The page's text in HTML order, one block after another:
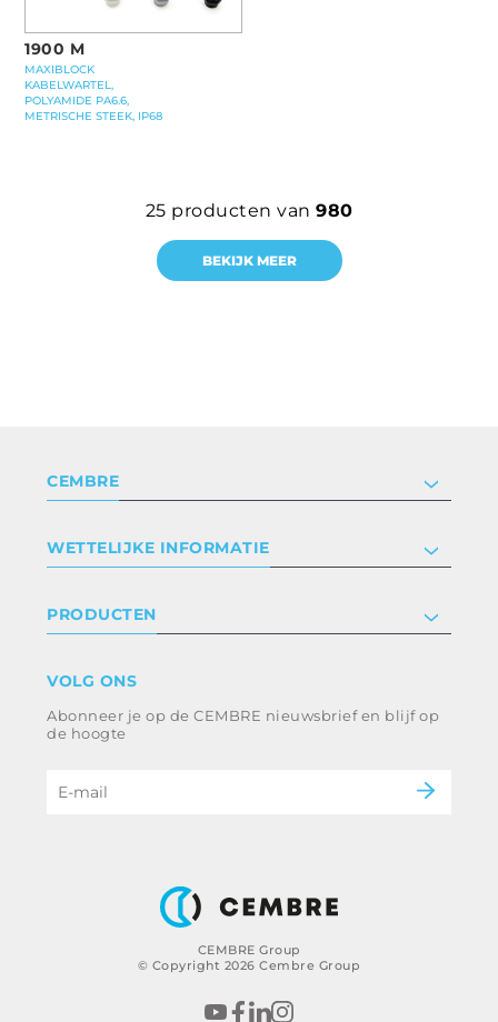
1900 M
MAXIBLOCK
KABELWARTEL,
POLYAMIDE PA6.6,
METRISCHE STEEK, IP68
25 producten van 980
BEKIJK MEER
CEMBRE Group
© Copyright 2026 Cembre Group
CEMBRE
Certificeringen
Werken bij ons
WETTELIJKE INFORMATIE
Algemene voorwaarden
Klokkenluiden
Ethische code en anticorruptiebeleid
PRODUCTEN
Energie en nutsvoorzieningen
B2B Disclaimer
VOLG ONS
Abonneer je op de CEMBRE nieuwsbrief en blijf op
de hoogte